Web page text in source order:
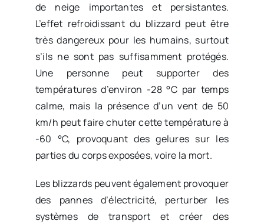
de neige importantes et persistantes.
L’effet refroidissant du blizzard peut être
très dangereux pour les humains, surtout
s’ils ne sont pas suffisamment protégés.
Une personne peut supporter des
températures d’environ -28 °C par temps
calme, mais la présence d’un vent de 50
km/h peut faire chuter cette température à
-60 °C, provoquant des gelures sur les
parties du corps exposées, voire la mort.
Les blizzards peuvent également provoquer
des pannes d’électricité, perturber les
systèmes de transport et créer des